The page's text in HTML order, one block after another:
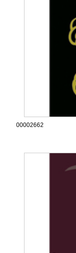
00002662